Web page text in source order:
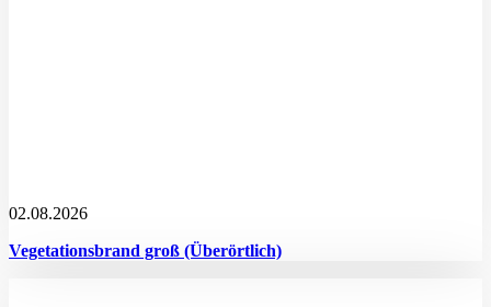
02.08.2026
Vegetationsbrand groß (Überörtlich)